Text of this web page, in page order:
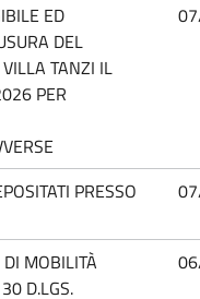
ED
DEL
TANZI IL
PER
PRESSO
MOBILITÀ
D.LGS.